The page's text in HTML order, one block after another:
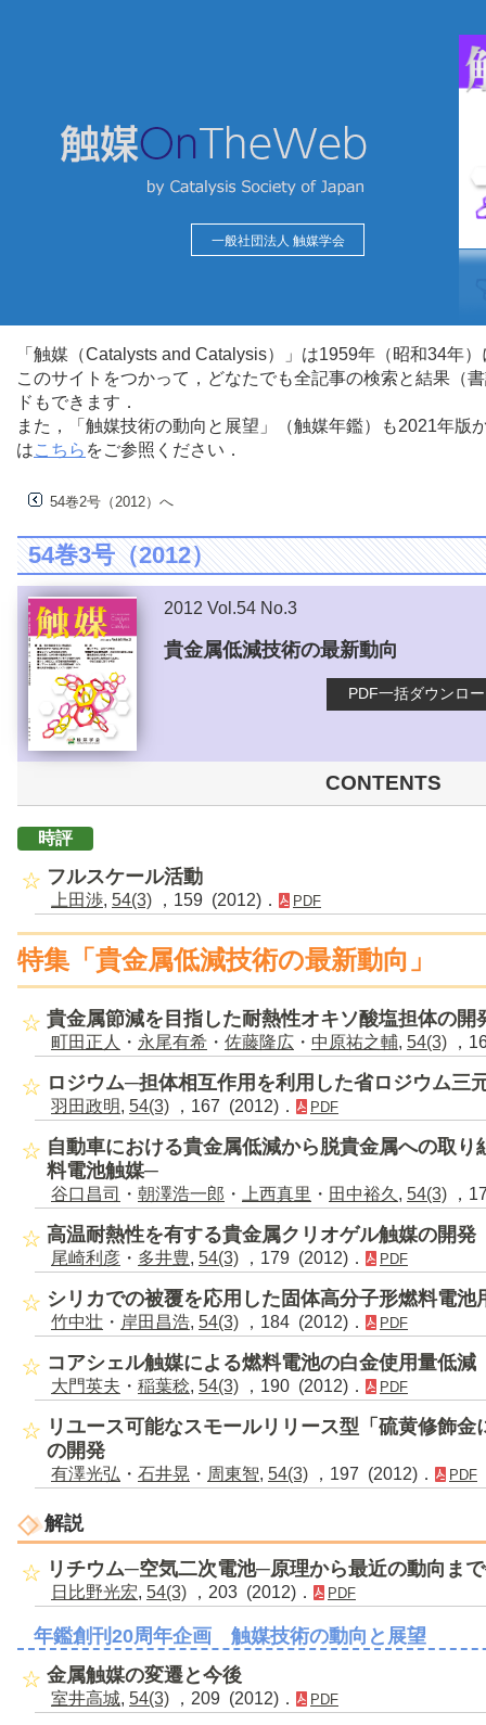
一般社団法人 触媒学会
「触媒（Catalysts and Catalysis）」は1959年（昭和34年
このサイトをつかって，どなたでも全記事の検索と結果（
ドもできます．
また，「触媒技術の動向と展望」（触媒年鑑）も2021年
はこちら をご参照ください．
54巻2号（2012）へ
54巻3号（2012）
2012 Vol.54 No.3
貴金属低減技術の最新動向
PDF一括ダウンロ
CONTENTS
時評
フルスケール活動
上田渉, 54(3) ，159 (2012)． PDF
特集「貴金属低減技術の最新動向」
貴金属節減を目指した耐熱性オキソ酸塩担体の開
町田正人 ・ 永尾有希 ・ 佐藤隆広 ・ 中原祐之輔, 54(3) ，
ロジウム─担体相互作用を利用した省ロジウム三
羽田政明, 54(3) ，167 (2012)． PDF
自動車における貴金属低減から脱貴金属への取
料電池触媒─
谷口昌司 ・ 朝澤浩一郎 ・ 上西真里 ・ 田中裕久 , 54(3) ，
高温耐熱性を有する貴金属クリオゲル触媒の開発
尾崎利彦 ・ 多井豊, 54(3) ，179 (2012)． PDF
シリカでの被覆を応用した固体高分子形燃料電池
竹中壮 ・ 岸田昌浩, 54(3) ，184 (2012)． PDF
コアシェル触媒による燃料電池の白金使用量低減
大門英夫 ・ 稲葉稔, 54(3) ，190 (2012)． PDF
リユース可能なスモールリリース型「硫黄修飾
の開発
有澤光弘 ・ 石井晃 ・ 周東智, 54(3) ，197 (2012)． PDF
解説
リチウム─空気二次電池─原理から最近の動向ま
日比野光宏, 54(3) ，203 (2012)． PDF
年鑑創刊20周年企画 触媒技術の動向と展望
金属触媒の変遷と今後
室井高城, 54(3) ，209 (2012)． PDF